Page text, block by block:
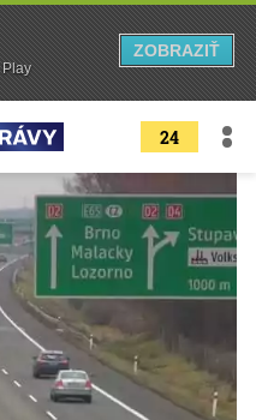
24
Play
ZOBRAZIŤ